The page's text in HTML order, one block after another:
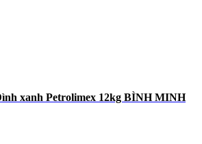
xanh Petrolimex 12kg BÌNH MINH